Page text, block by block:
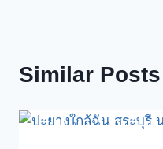
Similar Posts